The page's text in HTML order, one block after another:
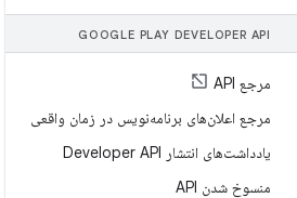
GOOGLE PLAY DEVELOPER API
مرجع API
مرجع اعلان‌های برنامه‌نویس در زمان واقعی
یادداشت‌های انتشار Developer API
منسوخ شدن API